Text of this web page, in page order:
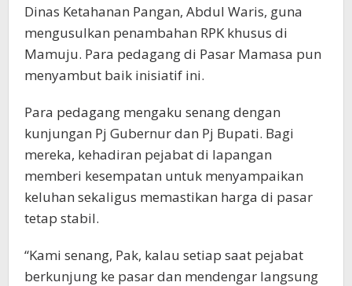
Dinas Ketahanan Pangan, Abdul Waris, guna
mengusulkan penambahan RPK khusus di
Mamuju. Para pedagang di Pasar Mamasa pun
menyambut baik inisiatif ini.
Para pedagang mengaku senang dengan
kunjungan Pj Gubernur dan Pj Bupati. Bagi
mereka, kehadiran pejabat di lapangan
memberi kesempatan untuk menyampaikan
keluhan sekaligus memastikan harga di pasar
tetap stabil.
“Kami senang, Pak, kalau setiap saat pejabat
berkunjung ke pasar dan mendengar langsung